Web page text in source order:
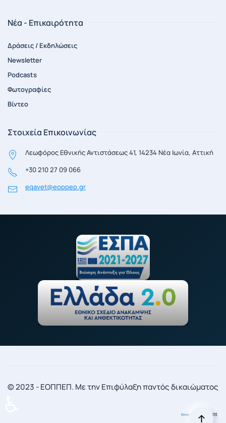
Νέα - Επικαιρότητα
Δράσεις / Εκδηλώσεις
Newsletter
Podcasts
Φωτογραφίες
Βίντεο
Στοιχεία Επικοινωνίας
Λεωφόρος Εθνικής Αντιστάσεως 41, 14234 Νέα Ιωνία, Αττική
+30 210 27 09 066
eqavet@eoppep.gr
© 2023 - ΕΟΠΠΕΠ. Με την Επιφύλαξη παντός δικαιώματος